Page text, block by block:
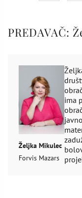
PREDAVAČ:
Željka Mikulec
Forvis Mazars
ima